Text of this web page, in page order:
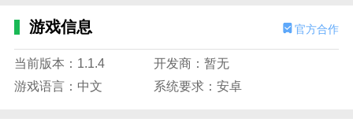
游戏通过时间和数量限制增加挑战，为玩家提供个
性化的游戏体验。
玩家需要面对不同的挑战，每到节日，游戏还会推
出限量菜品和装饰，增加节日气氛，让餐厅更加热闹。
游戏信息 官方合作
当前版本：1.1.4
开发商：暂无
游戏语言：中文
系统要求：安卓